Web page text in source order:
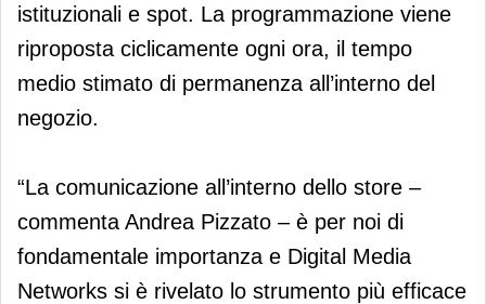
istituzionali e spot. La programmazione viene
riproposta ciclicamente ogni ora, il tempo
medio stimato di permanenza all’interno del
negozio.
“La comunicazione all’interno dello store –
commenta Andrea Pizzato – è per noi di
fondamentale importanza e Digital Media
Networks si è rivelato lo strumento più efficace